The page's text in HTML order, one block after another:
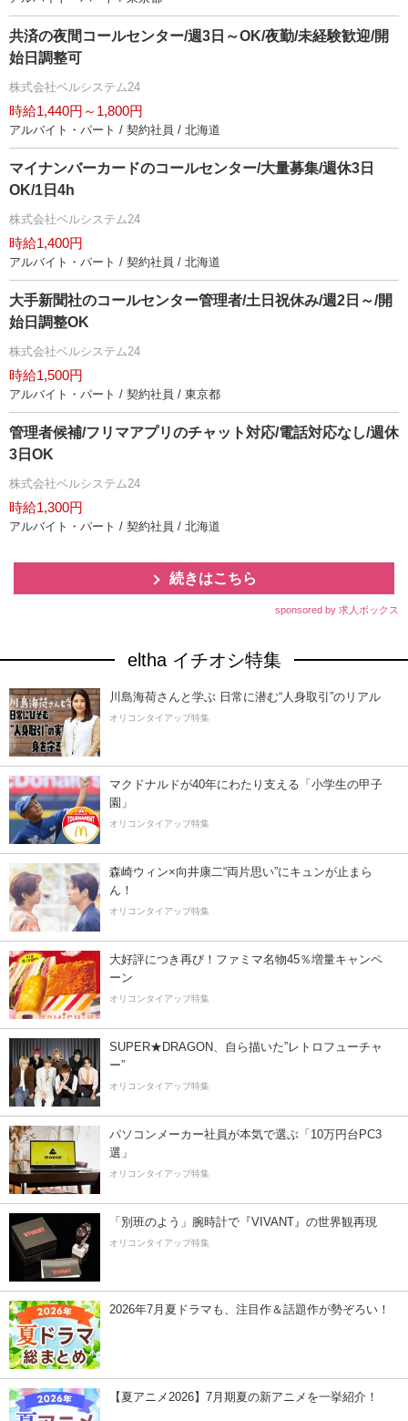
共済の夜間コールセンター/週3日～OK/夜勤/未経験歓迎/開
始日調整可
株式会社ベルシステム24
時給1,440円～1,800円
アルバイト・パート / 契約社員 / 北海道
マイナンバーカードのコールセンター/大量募集/週休3日
OK/1日4h
株式会社ベルシステム24
時給1,400円
アルバイト・パート / 契約社員 / 北海道
大手新聞社のコールセンター管理者/土日祝休み/週2日～/開
始日調整OK
株式会社ベルシステム24
時給1,500円
アルバイト・パート / 契約社員 / 東京都
管理者候補/フリマアプリのチャット対応/電話対応なし/週休
3日OK
株式会社ベルシステム24
時給1,300円
アルバイト・パート / 契約社員 / 北海道
続きはこちら
sponsored by 求人ボックス
eltha イチオシ特集
川島海荷さんと学ぶ 日常に潜む“人身取引”のリアル
オリコンタイアップ特集
マクドナルドが40年にわたり支える「小学生の甲子
園」
オリコンタイアップ特集
森崎ウィン×向井康二“両片思い”にキュンが止まら
ん！
オリコンタイアップ特集
大好評につき再び！ファミマ名物45％増量キャンペ
ーン
オリコンタイアップ特集
SUPER★DRAGON、自ら描いた”レトロフューチャ
ー”
オリコンタイアップ特集
パソコンメーカー社員が本気で選ぶ「10万円台PC3
選」
オリコンタイアップ特集
「別班のよう」腕時計で『VIVANT』の世界観再現
オリコンタイアップ特集
2026年7月夏ドラマも、注目作＆話題作が勢ぞろい！
【夏アニメ2026】7月期夏の新アニメを一挙紹介！